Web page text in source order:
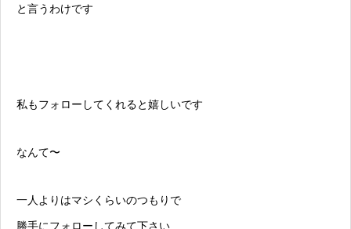
と言うわけです
私もフォローしてくれると嬉しいです
なんて〜
一人よりはマシくらいのつもりで
勝手にフォローしてみて下さい